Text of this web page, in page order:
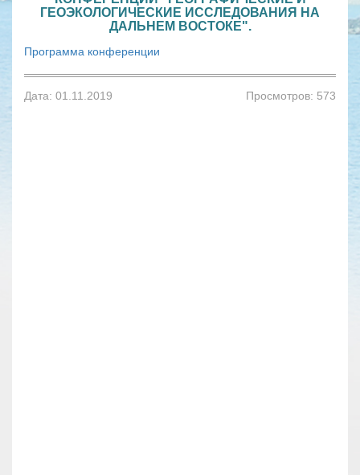
ГЕОЭКОЛОГИЧЕСКИЕ ИССЛЕДОВАНИЯ НА
ДАЛЬНЕМ ВОСТОКЕ".
Программа конференции
Дата: 01.11.2019 Просмотров: 573